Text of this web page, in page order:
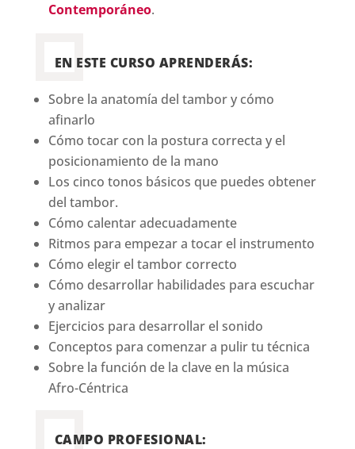
Contemporáneo.
EN ESTE CURSO APRENDERÁS:
Sobre la anatomía del tambor y cómo
afinarlo
Cómo tocar con la postura correcta y el
posicionamiento de la mano
Los cinco tonos básicos que puedes obtener
del tambor.
Cómo calentar adecuadamente
Ritmos para empezar a tocar el instrumento
Cómo elegir el tambor correcto
Cómo desarrollar habilidades para escuchar
y analizar
Ejercicios para desarrollar el sonido
Conceptos para comenzar a pulir tu técnica
Sobre la función de la clave en la música
Afro-Céntrica
CAMPO PROFESIONAL: